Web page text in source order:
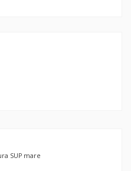
SUP mare